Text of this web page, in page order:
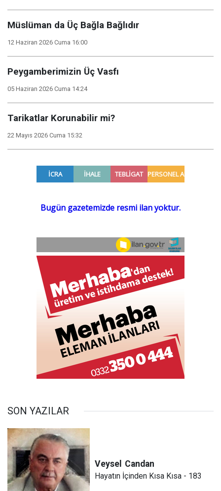
Müslüman da Üç Bağla Bağlıdır
12 Haziran 2026 Cuma 16:00
Peygamberimizin Üç Vasfı
05 Haziran 2026 Cuma 14:24
Tarikatlar Korunabilir mi?
22 Mayıs 2026 Cuma 15:32
SON YAZILAR
Veysel Candan
Hayatın İçinden Kısa Kısa - 183